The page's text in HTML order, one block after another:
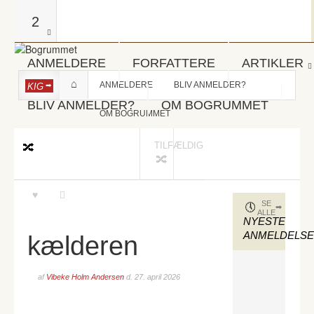
2
ANMELDERE FORFATTERE ARTIKLER
BLIV ANMELDER? OM BOGRUMMET
KIG ANMELDERE BLIV ANMELDER?
OM BOGRUMMET
TILFÆLDIG
kælderen
af Vibeke Holm Andersen d. 27. april 2026
NYESTE
SE
ALLE